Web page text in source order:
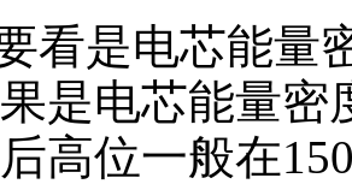
看是电芯能量
是电芯能量密
高位一般在